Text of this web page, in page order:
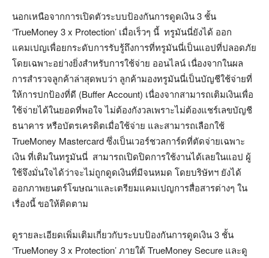
นอกเหนือจากการเปิดตัวระบบป้องกันการดูดเงิน 3 ชั้น
‘TrueMoney 3 x Protection’ เมื่อเร็วๆ นี้ ทรูมันนี่ยังได้ ออก
แคมเปญเพื่อยกระดับการรับรู้ถึงการที่ทรูมันนี่เป็นแอปที่ปลอดภัย
โดยเฉพาะอย่างยิ่งสำหรับการใช้จ่าย ออนไลน์ เนื่องจากในผล
การสำรวจลูกค้าล่าสุดพบว่า ลูกค้ามองทรูมันนี่เป็นบัญชีใช้จ่ายที่
ให้การปกป้องที่ดี (Buffer Account) เนื่องจากสามารถเติมเงินเพื่อ
ใช้จ่ายได้ในยอดที่พอใจ ไม่ต้องกังวลเพราะไม่ต้องแชร์เลขบัญชี
ธนาคาร หรือบัตรเครดิตเมื่อใช้จ่าย และสามารถเลือกใช้
TrueMoney Mastercard ซึ่งเป็นเวอร์ชวลการ์ดที่ตัดจ่ายเฉพาะ
เงิน ที่เติมในทรูมันนี่ สามารถเปิดปิดการใช้งานได้เลยในแอป ผู้
ใช้จึงมั่นใจได้ว่าจะไม่ถูกดูดเงินที่มีจนหมด โดยบริษัทฯ ยังได้
ออกภาพยนตร์โฆษณาและเตรียมแคมเปญการสื่อสารต่างๆ ใน
เรื่องนี้ ขอให้ติดตาม
ดูรายละเอียดเพิ่มเติมเกี่ยวกับระบบป้องกันการดูดเงิน 3 ชั้น
‘TrueMoney 3 x Protection’ ภายใต้ TrueMoney Secure และดู